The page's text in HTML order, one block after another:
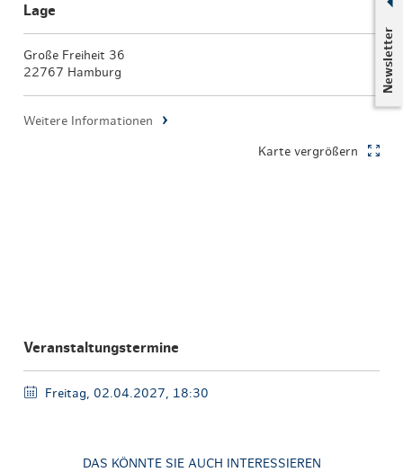
Newsletter
Lage
Große Freiheit 36
22767 Hamburg
Weitere Informationen
Karte vergrößern
Veranstaltungstermine
Freitag, 02.04.2027, 18:30
DAS KÖNNTE SIE AUCH INTERESSIEREN